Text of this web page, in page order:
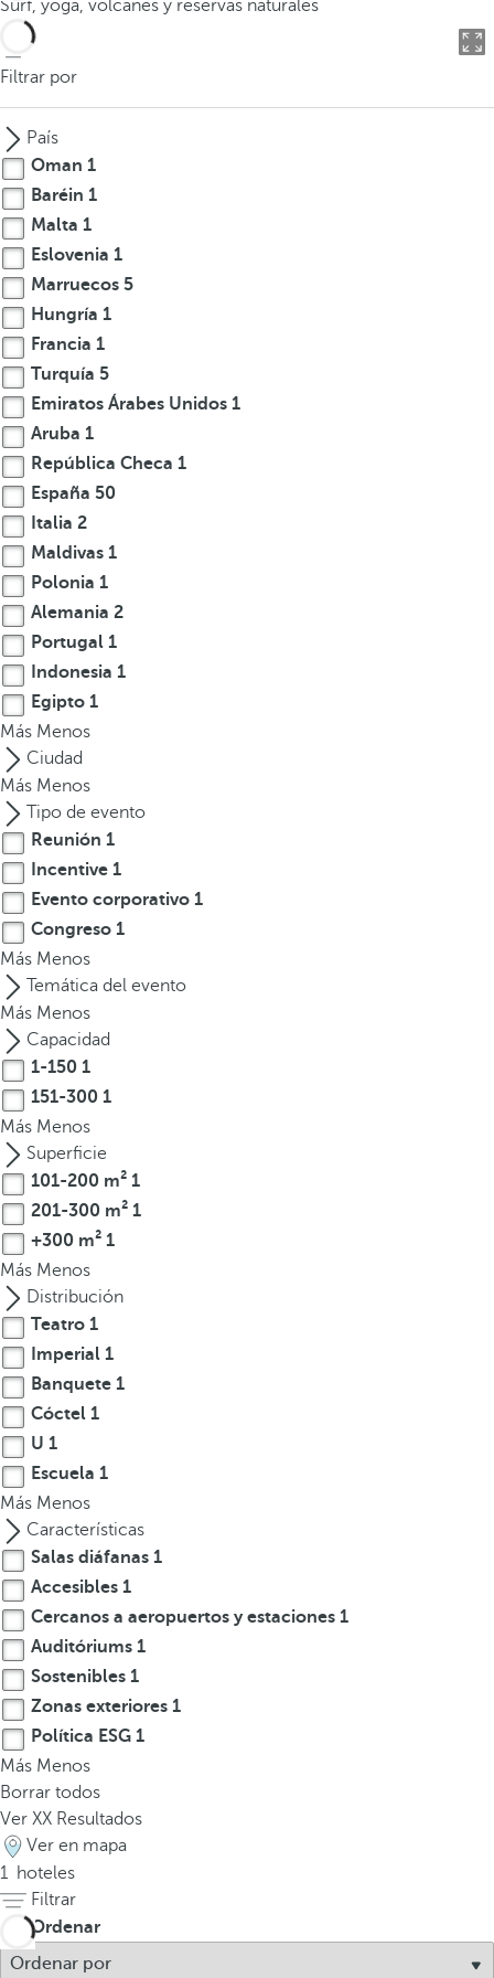
o
u
i
r
t
e
s
o
m
á
s
c
a
a
c
t
e
r
e
s
,
u
e
d
e
s
p
u
l
s
a
r
l
a
t
e
l
a
d
e
f
l
e
c
h
a
h
c
i
a
a
b
a
j
o
p
a
a
n
a
v
e
g
a
a
Surf, yoga, volcanes y reservas naturales
Filtrar por
País
Oman 1
Baréin 1
Malta 1
Eslovenia 1
Marruecos 5
Hungría 1
Francia 1
Turquía 5
Emiratos Árabes Unidos 1
Aruba 1
República Checa 1
España 50
Italia 2
Maldivas 1
Polonia 1
Alemania 2
Portugal 1
Indonesia 1
Egipto 1
Más Menos
Ciudad
Más Menos
Tipo de evento
Reunión 1
Incentive 1
Evento corporativo 1
Congreso 1
Más Menos
Temática del evento
Más Menos
Capacidad
1-150 1
151-300 1
Más Menos
Superficie
101-200 m² 1
201-300 m² 1
+300 m² 1
Más Menos
Distribución
Teatro 1
Imperial 1
Banquete 1
Cóctel 1
U 1
Escuela 1
Más Menos
Características
Salas diáfanas 1
Accesibles 1
Cercanos a aeropuertos y estaciones 1
Auditóriums 1
Sostenibles 1
Zonas exteriores 1
Política ESG 1
Más Menos
Borrar todos
Ver XX Resultados
Ver en mapa
1 hoteles
Filtrar
Ordenar